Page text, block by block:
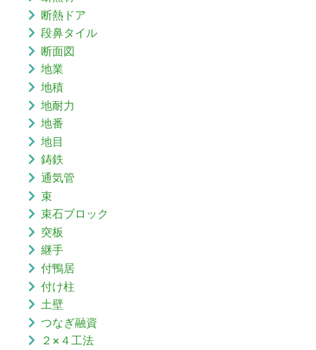
断熱ドア
段鼻タイル
断面図
地業
地積
地耐力
地番
地目
鋳鉄
通気管
束
束石ブロック
突板
継手
付鴨居
付け柱
土壁
つなぎ融資
２×４工法